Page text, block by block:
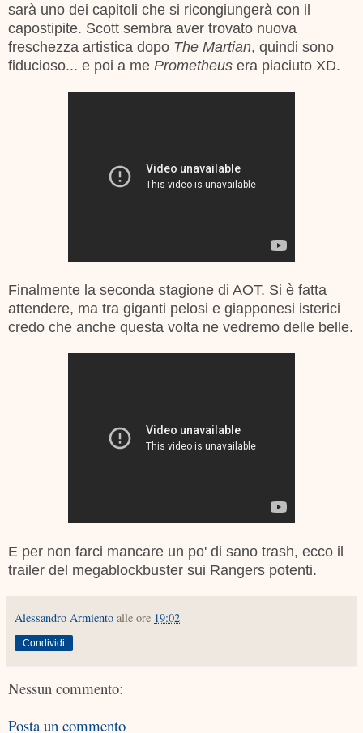
sarà uno dei capitoli che si ricongiungerà con il
capostipite. Scott sembra aver trovato nuova
freschezza artistica dopo The Martian, quindi sono
fiducioso... e poi a me Prometheus era piaciuto XD.
Finalmente la seconda stagione di AOT. Si è fatta
attendere, ma tra giganti pelosi e giapponesi isterici
credo che anche questa volta ne vedremo delle belle.
E per non farci mancare un po' di sano trash, ecco il
trailer del megablockbuster sui Rangers potenti.
Alessandro Armiento alle ore 19:02
Condividi
Nessun commento:
Posta un commento